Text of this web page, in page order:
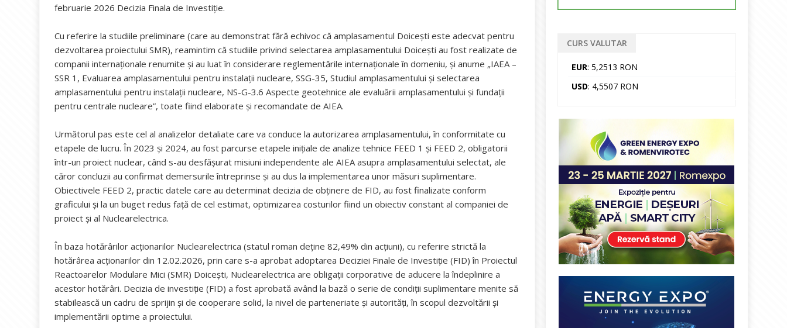
februarie 2026 Decizia Finala de Investiție.
Cu referire la studiile preliminare (care au demonstrat fără echivoc că amplasamentul Doicești este adecvat pentru
dezvoltarea proiectului SMR), reamintim că studiile privind selectarea amplasamentului Doicești au fost realizate de
companii internaționale renumite și au luat în considerare reglementările internaționale în domeniu, și anume „IAEA –
SSR 1, Evaluarea amplasamentului pentru instalații nucleare, SSG-35, Studiul amplasamentului și selectarea
amplasamentului pentru instalații nucleare, NS-G-3.6 Aspecte geotehnice ale evaluării amplasamentului și fundații
pentru centrale nucleare”, toate fiind elaborate și recomandate de AIEA.
Următorul pas este cel al analizelor detaliate care va conduce la autorizarea amplasamentului, în conformitate cu
etapele de lucru. În 2023 și 2024, au fost parcurse etapele inițiale de analize tehnice FEED 1 și FEED 2, obligatorii
într-un proiect nuclear, când s-au desfășurat misiuni independente ale AIEA asupra amplasamentului selectat, ale
căror concluzii au confirmat demersurile întreprinse și au dus la implementarea unor măsuri suplimentare.
Obiectivele FEED 2, practic datele care au determinat decizia de obținere de FID, au fost finalizate conform
graficului și la un buget redus față de cel estimat, optimizarea costurilor fiind un obiectiv constant al companiei de
proiect și al Nuclearelectrica.
În baza hotărârilor acționarilor Nuclearelectrica (statul roman deține 82,49% din acțiuni), cu referire strictă la
hotărârea acționarilor din 12.02.2026, prin care s-a aprobat adoptarea Deciziei Finale de Investiție (FID) în Proiectul
Reactoarelor Modulare Mici (SMR) Doicești, Nuclearelectrica are obligații corporative de aducere la îndeplinire a
acestor hotărâri. Decizia de investiție (FID) a fost aprobată având la bază o serie de condiții suplimentare menite să
stabilească un cadru de sprijin și de cooperare solid, la nivel de parteneriate și autorități, în scopul dezvoltării și
implementării optime a proiectului.
CURS VALUTAR
EUR: 5,2513 RON
USD: 4,5507 RON